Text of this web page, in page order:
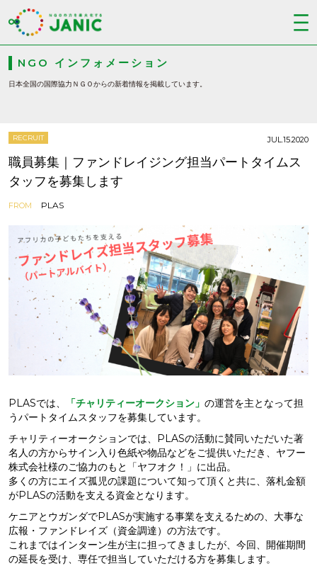
NGO インフォメーション
日本全国の国際協力ＮＧＯからの新着情報を掲載しています。
RECRUIT
職員募集｜ファンドレイジング担当パートタイムス
タッフを募集します
FROM PLAS
JUL.15.2020
PLASでは、 「チャリティーオークション」 の運営を主となって担
うパートタイムスタッフを募集しています。
チャリティーオークションでは、PLASの活動に賛同いただいた著
名人の方からサイン入り色紙や物品などをご提供いただき、ヤフー
株式会社様のご協力のもと「ヤフオク！」に出品。
多くの方にエイズ孤児の課題について知って頂くと共に、落札金額
がPLASの活動を支える資金となります。
ケニアとウガンダでPLASが実施する事業を支えるための、大事な
広報・ファンドレイズ（資金調達）の方法です。
これまではインターン生が主に担ってきましたが、今回、開催期間
の延長を受け、専任で担当していただける方を募集します。